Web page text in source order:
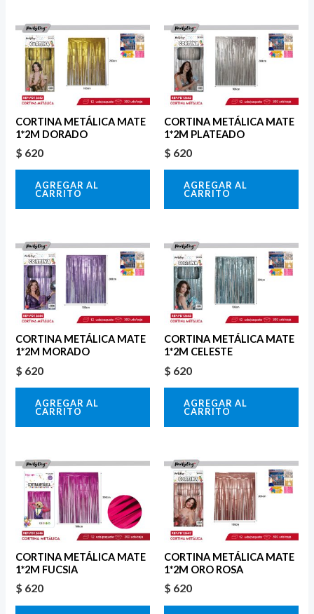
CORTINA METÁLICA MATE
1*2M DORADO
$ 620
AGREGAR AL
CARRITO
CORTINA METÁLICA MATE
1*2M PLATEADO
$ 620
AGREGAR AL
CARRITO
CORTINA METÁLICA MATE
1*2M MORADO
$ 620
AGREGAR AL
CARRITO
CORTINA METÁLICA MATE
1*2M CELESTE
$ 620
AGREGAR AL
CARRITO
CORTINA METÁLICA MATE
1*2M FUCSIA
$ 620
CORTINA METÁLICA MATE
1*2M ORO ROSA
$ 620